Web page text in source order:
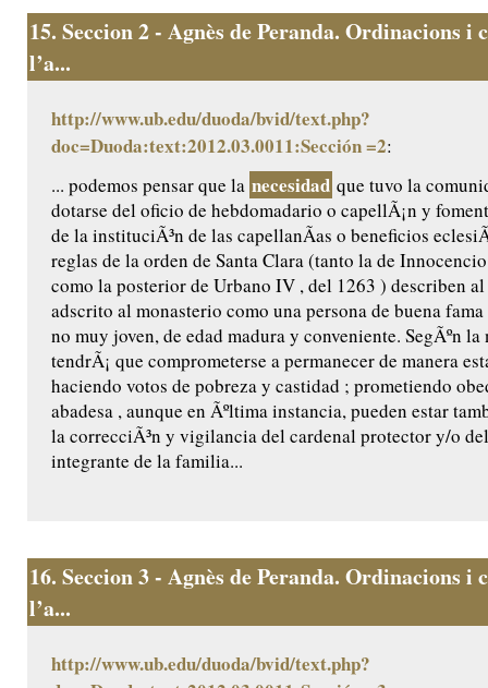
15. Seccion 2 - Agnès de Peranda. Ordinacions i
l’a...
http://www.ub.edu/duoda/bvid/text.php?
doc=Duoda:text:2012.03.0011:Sección =2:
... podemos pensar que la necesidad que tuvo la
dotarse del oficio de hebdomadario o capellÃ¡n y
de la instituciÃ³n de las capellanÃ­as o beneficios
reglas de la orden de Santa Clara (tanto la de
como la posterior de Urbano IV , del 1263 ) describen
adscrito al monasterio como una persona de buena
no muy joven, de edad madura y conveniente. SegÃºn
tendrÃ¡ que comprometerse a permanecer de manera
haciendo votos de pobreza y castidad ; prometiendo
abadesa , aunque en Ãºltima instancia, pueden estar
la correcciÃ³n y vigilancia del cardenal protector y/o
integrante de la familia...
16. Seccion 3 - Agnès de Peranda. Ordinacions i
l’a...
http://www.ub.edu/duoda/bvid/text.php?